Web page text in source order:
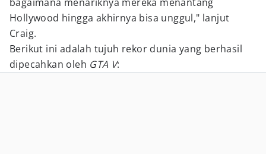
Hollywood hingga akhirnya bisa unggul," lanjut
Craig.
Berikut ini adalah tujuh rekor dunia yang berhasil
dipecahkan oleh GTA V: